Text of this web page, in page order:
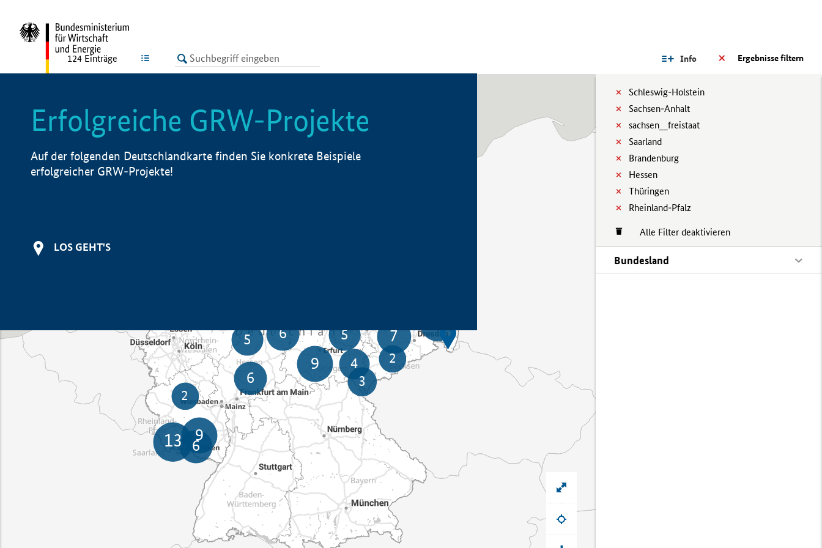
LISTE Ergebnisse filtern
Info
Schleswig-Holstein
Sachsen-Anhalt
sachsen__freistaat
Saarland
Brandenburg
Hessen
Thüringen
Rheinland-Pfalz
Alle Filter deaktivieren
Bundesland
124 Einträge
Erfolgreiche GRW-Projekte
Auf der folgenden Deutschlandkarte finden Sie konkrete Beispiele
erfolgreicher GRW-Projekte!
LOS GEHT'S